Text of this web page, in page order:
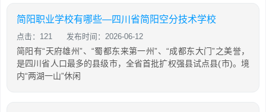
简阳职业学校有哪些—四川省简阳空分技术学校
点击：121 发布时间：2026-06-12
简阳有“天府雄州”、“蜀都东来第一州”、“成都东大门”之美誉，
是四川省人口最多的县级市，全省首批扩权强县试点县(市)。境
内“两湖一山”休闲